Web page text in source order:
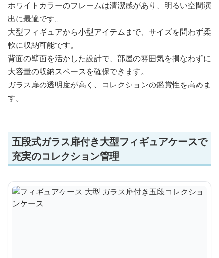
ホワイトカラーのフレームは清潔感があり、明るい空間演
出に最適です。
大型フィギュアから小型アイテムまで、サイズを問わず柔
軟に収納可能です。
背面の壁面を活かした設計で、部屋の雰囲気を損なわずに
大容量の収納スペースを確保できます。
ガラス扉の透明度が高く、コレクションの鑑賞性を高めま
す。
五段式ガラス扉付き大型フィギュアケースで
充実のコレクション管理